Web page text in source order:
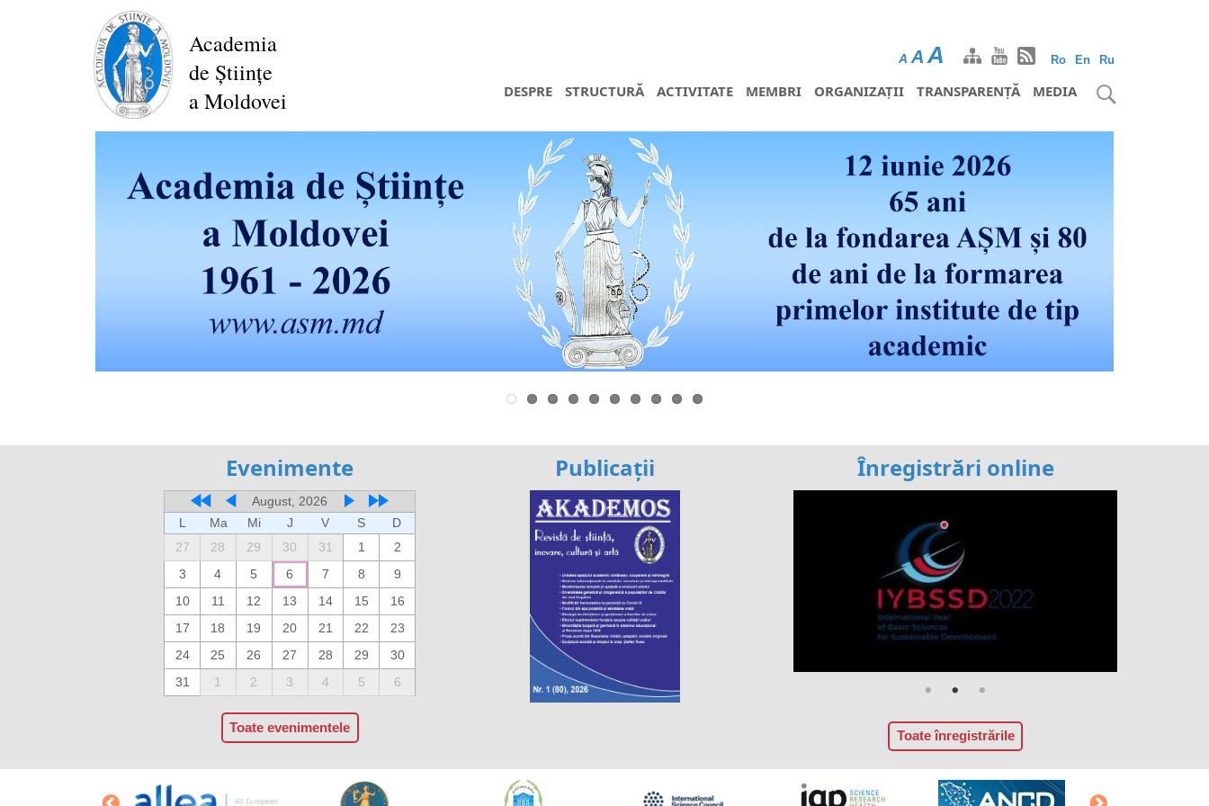
Academia
de Științe
a Moldovei
Ro En Ru
A A A
DESPRE STRUCTURĂ ACTIVITATE MEMBRI ORGANIZAȚII TRANSPARENȚĂ MEDIA
Evenimente
August, 2026
L
Ma Mi J V S
D
27
28 29 30 31 1
2
3
4 5 6 7 8
9
10
11 12 13 14 15
16
17
18 19 20 21 22
23
24
25 26 27 28 29
30
31
1 2 3 4 5 6
Toate evenimentele
Publicații Înregistrări online
Toate înregistrările